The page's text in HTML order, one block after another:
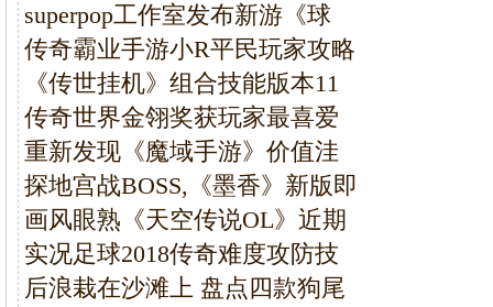
superpop工作室发布新游《球
传奇霸业手游小R平民玩家攻略
《传世挂机》组合技能版本11
传奇世界金翎奖获玩家最喜爱
重新发现《魔域手游》价值洼
探地宫战BOSS,《墨香》新版即
画风眼熟《天空传说OL》近期
实况足球2018传奇难度攻防技
后浪栽在沙滩上 盘点四款狗尾